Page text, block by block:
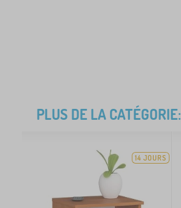
PLUS DE LA CATÉGORIE:
14 JOURS